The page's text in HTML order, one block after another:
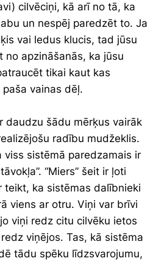
cilvēciņi, kā arī no tā, ka
un nespēj paredzēt to. Ja
vai ledus klucis, tad jūsu
no apzināšanās, ka jūsu
tikai kaut kas
vainas dēļ.
daudzu šādu mērķus vairāk
radību mudžeklis.
viss sistēmā paredzamais ir
“Miers” šeit ir ļoti
teikt, ka sistēmas dalībnieki
viens ar otru. Viņi var brīvi
viņi redz citu cilvēku ietos
viņējos. Tas, kā sistēma
tādu spēku līdzsvarojumu,